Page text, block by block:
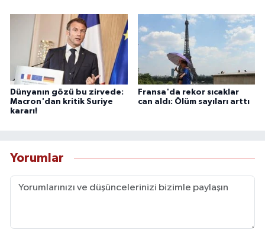
Dünyanın gözü bu zirvede:
Macron'dan kritik Suriye
kararı!
Fransa'da rekor sıcaklar
can aldı: Ölüm sayıları arttı
Yorumlar